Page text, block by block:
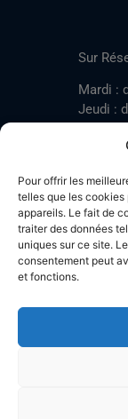
Pour offrir les
telles que les
appareils. Le fait de
traiter des données
uniques sur ce site.
consentement peut
et fonctions.
Sur
Mardi :
Jeudi :
Mardi :
Jeudi :
Samedi